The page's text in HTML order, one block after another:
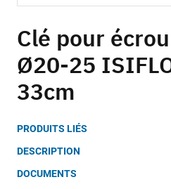
to
the
beginning
of
the
gallery
Clé pour écrou
Ø20-25
33cm
PRODUITS LIÉS
DESCRIPTION
DOCUMENTS